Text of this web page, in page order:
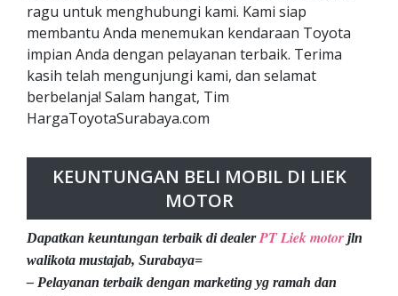
ragu untuk menghubungi kami. Kami siap
membantu Anda menemukan kendaraan Toyota
impian Anda dengan pelayanan terbaik. Terima
kasih telah mengunjungi kami, dan selamat
berbelanja! Salam hangat, Tim
HargaToyotaSurabaya.com
KEUNTUNGAN BELI MOBIL DI LIEK
MOTOR
Dapatkan keuntungan terbaik di dealerPT Liek motor jln
walikota mustajab, Surabaya=
– Pelayanan terbaik dengan marketing yg ramah dan